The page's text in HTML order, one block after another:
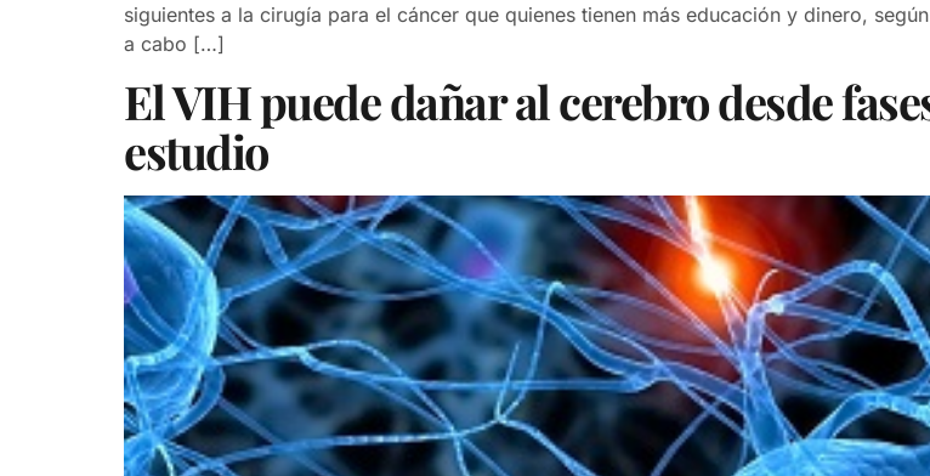
siguientes a la cirugía para el cáncer que quienes tienen más educación y dinero,
a cabo […]
El VIH puede dañar al cerebro desde
estudio